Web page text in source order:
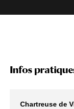
Infos
Chartreuse de